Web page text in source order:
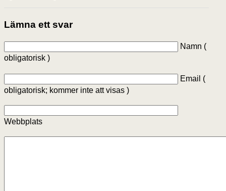
Lämna ett svar
Namn (
obligatorisk )
Email (
obligatorisk; kommer inte att visas )
Webbplats